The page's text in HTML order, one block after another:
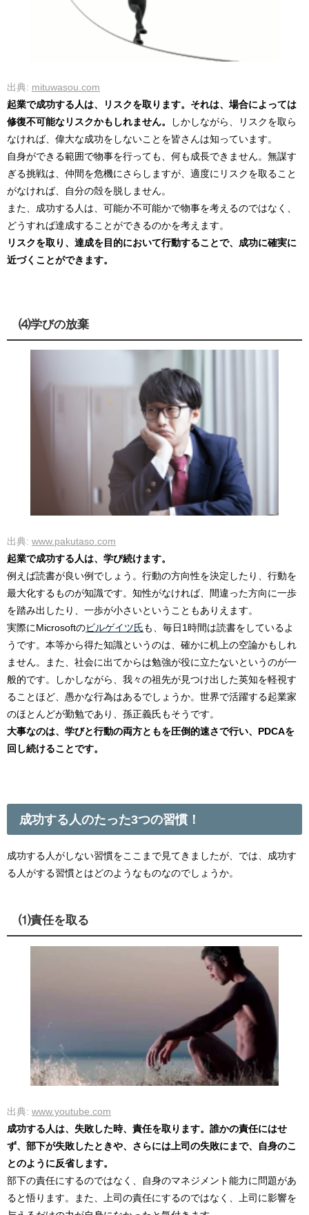
出典: mituwasou.com
起業で成功する人は、リスクを取ります。それは、場合によっては
修復不可能なリスクかもしれません。
しかしながら、リスクを取ら
なければ、偉大な成功をしないことを皆さんは知っています。
自身ができる範囲で物事を行っても、何も成長できません。無謀す
ぎる挑戦は、仲間を危機にさらしますが、適度にリスクを取ること
がなければ、自分の殻を脱しません。
また、成功する人は、可能か不可能かで物事を考えるのではなく、
どうすれば達成することができるのかを考えます。
リスクを取り、達成を目的において行動することで、成功に確実に
近づくことができます。
⑷学びの放棄
出典: www.pakutaso.com
起業で成功する人は、学び続けます。
例えば読書が良い例でしょう。行動の方向性を決定したり、行動を
最大化するものが知識です。知性がなければ、間違った方向に一歩
を踏み出したり、一歩が小さいということもありえます。
実際にMicrosoftのビルゲイツ氏 も、毎日1時間は読書をしているよ
うです。本等から得た知識というのは、確かに机上の空論かもしれ
ません。また、社会に出てからは勉強が役に立たないというのが一
般的です。しかしながら、我々の祖先が見つけ出した英知を軽視す
ることほど、愚かな行為はあるでしょうか。世界で活躍する起業家
のほとんどが勤勉であり、孫正義氏もそうです。
大事なのは、学びと行動の両方ともを圧倒的速さで行い、PDCAを
回し続けることです。
成功する人のたった3つの習慣！
成功する人がしない習慣をここまで見てきましたが、では、成功す
る人がする習慣とはどのようなものなのでしょうか。
⑴責任を取る
出典: www.youtube.com
成功する人は、失敗した時、責任を取ります。誰かの責任にはせ
ず、部下が失敗したときや、さらには上司の失敗にまで、自身のこ
とのように反省します。
部下の責任にするのではなく、自身のマネジメント能力に問題があ
ると悟ります。また、上司の責任にするのではなく、上司に影響を